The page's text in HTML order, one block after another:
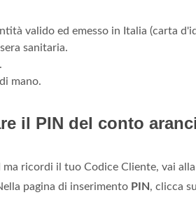
ING
a cui rivolgersi è il seguente:
per aprire